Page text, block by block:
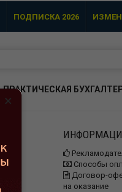
ПОДПИСКА 2026
ПРАКТИЧЕСКАЯ
Способы
Договор-
на оказание
×